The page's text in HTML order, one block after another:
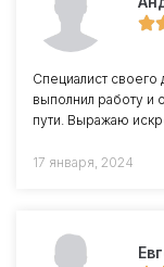
Специалист своего
выполнил работу и
пути. Выражаю
17 января, 2024